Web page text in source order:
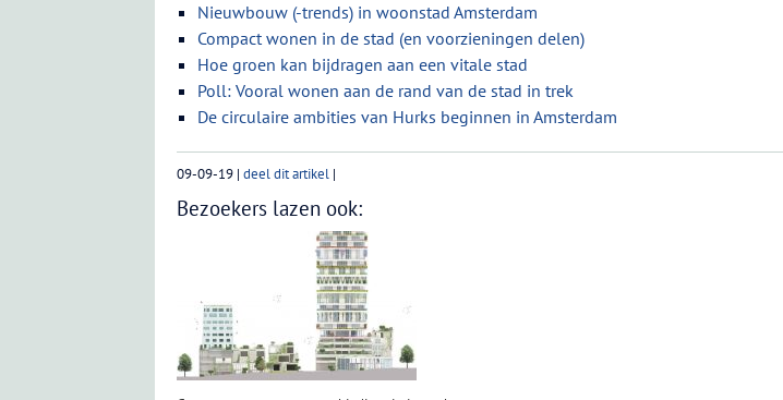
Nieuwbouw (-trends) in woonstad Amsterdam
Compact wonen in de stad (en voorzieningen delen)
Hoe groen kan bijdragen aan een vitale stad
Poll: Vooral wonen aan de rand van de stad in trek
De circulaire ambities van Hurks beginnen in Amsterdam
09-09-19 | deel dit artikel |
Bezoekers lazen ook: